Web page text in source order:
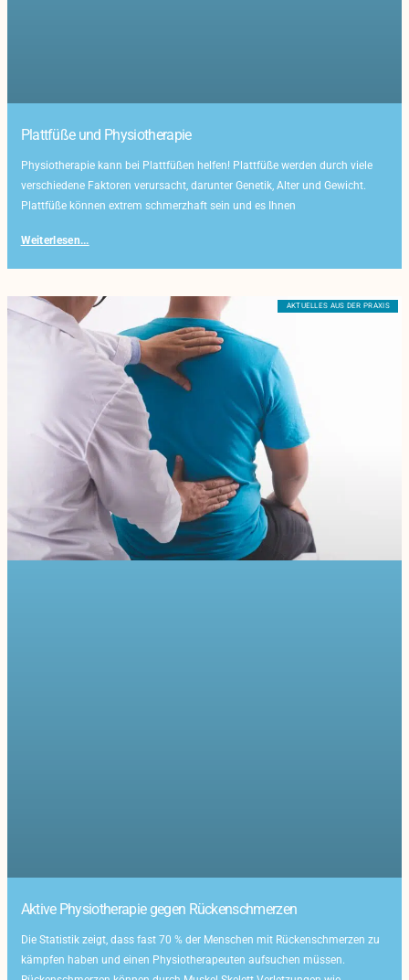
Plattfüße und Physiotherapie
Physiotherapie kann bei Plattfüßen helfen! Plattfüße werden durch viele
verschiedene Faktoren verursacht, darunter Genetik, Alter und Gewicht.
Plattfüße können extrem schmerzhaft sein und es Ihnen
Weiterlesen...
AKTUELLES AUS DER PRAXIS
Aktive Physiotherapie gegen Rückenschmerzen
Die Statistik zeigt, dass fast 70 % der Menschen mit Rückenschmerzen zu
kämpfen haben und einen Physiotherapeuten aufsuchen müssen.